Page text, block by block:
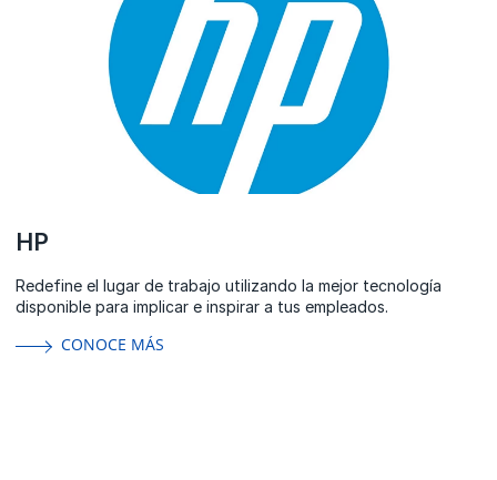
HP
Redefine el lugar de trabajo utilizando la mejor tecnología
disponible para implicar e inspirar a tus empleados.
CONOCE MÁS